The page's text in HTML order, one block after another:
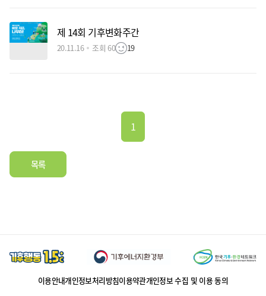
제 14회 기후변화주간
20.11.16 조회 60 19
1
목록
이용안내개인정보처리방침이용약관개인정보 수집 및 이용 동의